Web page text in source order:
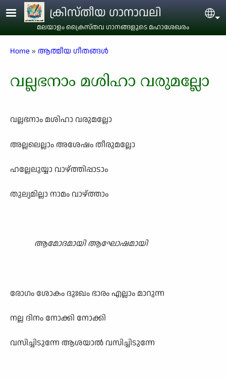
Skip to main contentക്രിസ്തീയ ഗാനാവലി
മലയാളം ക്രൈസ്തവ ഗാനങ്ങളുടെ മഹാശേഖരം
Breadcrumb
Home ആത്മീയ ഗീതങ്ങൾ
വല്ലഭനാം മശിഹാ വരുമല്ലോ
വല്ലഭനാം മശിഹാ വരുമല്ലോ
അല്ലലെല്ലാം അശേഷം തീരുമല്ലോ
ഹല്ലേലുയ്യാ വാഴ്ത്തിപ്പാടാം
തുല്യമില്ലാ നാമം വാഴ്ത്താം
ആമോദമായി ആഘോഷമായി
രോഗം ശോകം ദുഃഖം ഭാരം എല്ലാം മാറുന്ന
നല്ല ദിനം നോക്കി നോക്കി
വസിച്ചിടുന്നേ ആശയാൽ വസിച്ചിടുന്നേ